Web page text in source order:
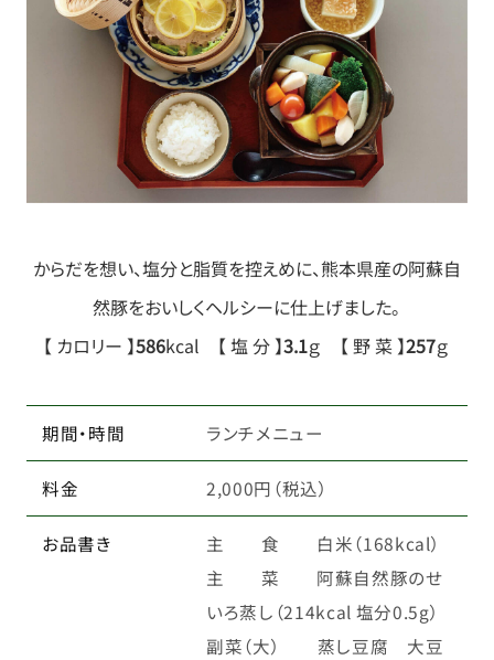
からだを想い、塩分と脂質を控えめに、熊本県産の阿蘇自
然豚をおいしくヘルシーに仕上げました。
【 カロリー 】586kcal 【 塩 分 】3.1ｇ 【 野 菜 】257ｇ
期間・時間 ランチメニュー
料金 2,000円（税込）
お品書き
主 食 白米（168kcal）
主 菜 阿蘇自然豚のせ
いろ蒸し（214kcal 塩分0.5g）
副菜（大） 蒸し豆腐 大豆